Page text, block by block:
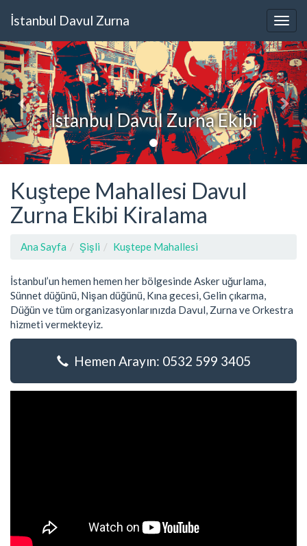
İstanbul Davul Zurna
İstanbul Davul Zurna Ekibi
Kuştepe Mahallesi Davul
Zurna Ekibi Kiralama
Ana Sayfa Şişli Kuştepe Mahallesi
İstanbul’un hemen hemen her bölgesinde Asker uğurlama,
Sünnet düğünü, Nişan düğünü, Kına gecesi, Gelin çıkarma,
Düğün ve tüm organizasyonlarınızda Davul, Zurna ve Orkestra
hizmeti vermekteyiz.
Hemen Arayın: 0532 599 3405